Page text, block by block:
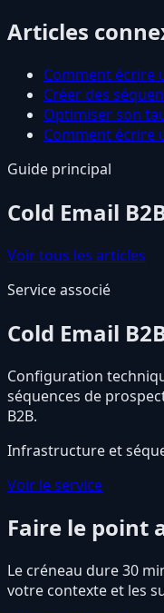
Articles
Comment écrire
Créer des
Optimiser son
Comment écrire
Guide principal
Cold Email
Voir tous les articles
Service associé
Cold Email
Configuration
séquences de
B2B.
Infrastructure et
Voir le service
Faire le point
Le créneau dure 30
votre contexte et les